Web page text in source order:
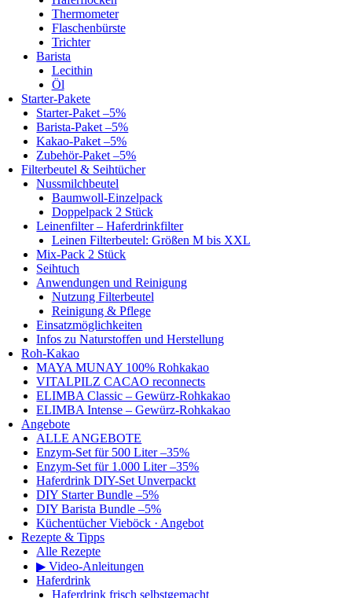
Thermometer
Flaschenbürste
Trichter
Barista
Lecithin
Öl
Starter-Pakete
Starter-Paket –5%
Barista-Paket –5%
Kakao-Paket –5%
Zubehör-Paket –5%
Filterbeutel & Seihtücher
Nussmilchbeutel
Baumwoll-Einzelpack
Doppelpack 2 Stück
Leinenfilter – Haferdrinkfilter
Leinen Filterbeutel: Größen M bis XXL
Mix-Pack 2 Stück
Seihtuch
Anwendungen und Reinigung
Nutzung Filterbeutel
Reinigung & Pflege
Einsatzmöglichkeiten
Infos zu Naturstoffen und Herstellung
Roh-Kakao
MAYA MUNAY 100% Rohkakao
VITALPILZ CACAO reconnects
ELIMBA Classic – Gewürz-Rohkakao
ELIMBA Intense – Gewürz-Rohkakao
Angebote
ALLE ANGEBOTE
Enzym-Set für 500 Liter –35%
Enzym-Set für 1.000 Liter –35%
Haferdrink DIY-Set Unverpackt
DIY Starter Bundle –5%
DIY Barista Bundle –5%
Küchentücher Vieböck · Angebot
Rezepte & Tipps
Alle Rezepte
▶ Video-Anleitungen
Haferdrink
Haferdrink frisch selbstgemacht